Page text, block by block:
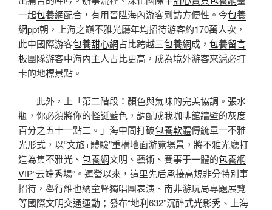
一起包養網配合，有用晉陞海內游客到訪方便性。今包養
網ppt朝，上海之巔不雅光廳年均招待游客約170萬人次，
此中國際游客包養甜心網占比跨越三包養網成， 包養留言
板團隊游客中海內主人占比更高，成為境外游客來滬必打
卡的地標景點。
此外，上「第二階段：顏色與氣味的完美協調。張水
瓶，你必須將你的怪誕藍色，調配成我咖啡館牆壁的灰度
百分之五十一點二。」海中間打破包養軟體傳統單一不雅
光形式，以“文旅+體驗”重構地面游覽場景，將不雅光廳打
造為集不雅光、 包養網文明、藝術、賽事于一體的包養網
VIP“云端秀場”。運營以來，這里先后承接高規非分特別事
招待，舉行維也納童聲獨唱團表演、南非游玩局專題展覽
等國際文明交通運動；發布“地利632”沉醉式光影秀、上海